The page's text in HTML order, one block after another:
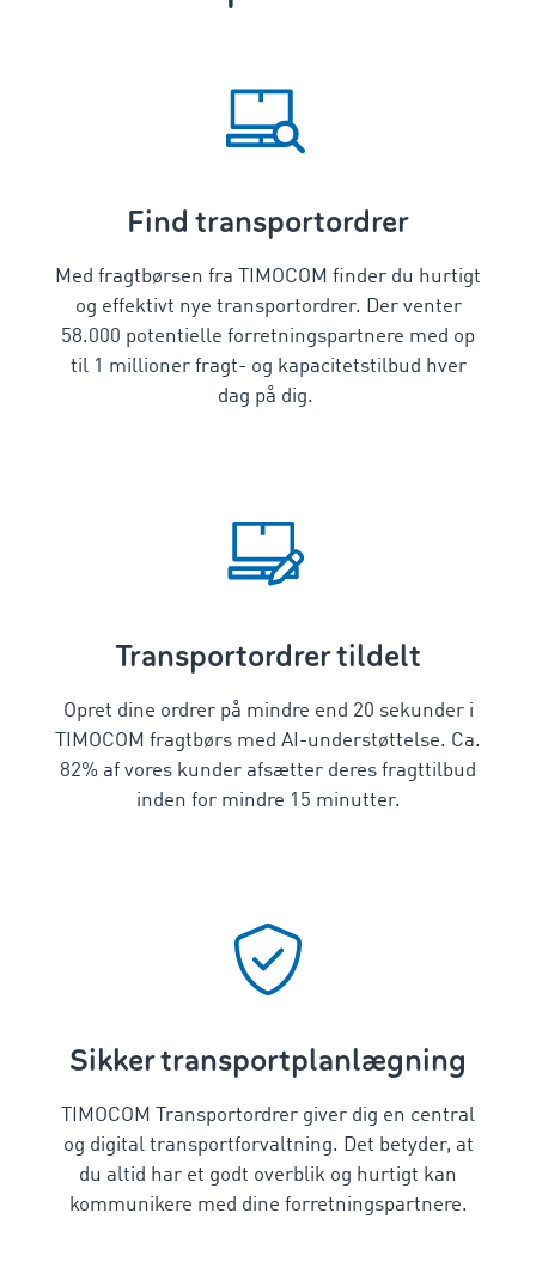
Find transportordrer
Med fragtbørsen fra TIMOCOM finder du hurtigt
og effektivt nye transportordrer. Der venter
58.000 potentielle forretningspartnere med op
til 1 millioner fragt- og kapacitetstilbud hver
dag på dig.
Transportordrer tildelt
Opret dine ordrer på mindre end 20 sekunder i
TIMOCOM fragtbørs med AI-understøttelse. Ca.
82% af vores kunder afsætter deres fragttilbud
inden for mindre 15 minutter.
Sikker transportplanlægning
TIMOCOM Transportordrer giver dig en central
og digital transportforvaltning. Det betyder, at
du altid har et godt overblik og hurtigt kan
kommunikere med dine forretningspartnere.